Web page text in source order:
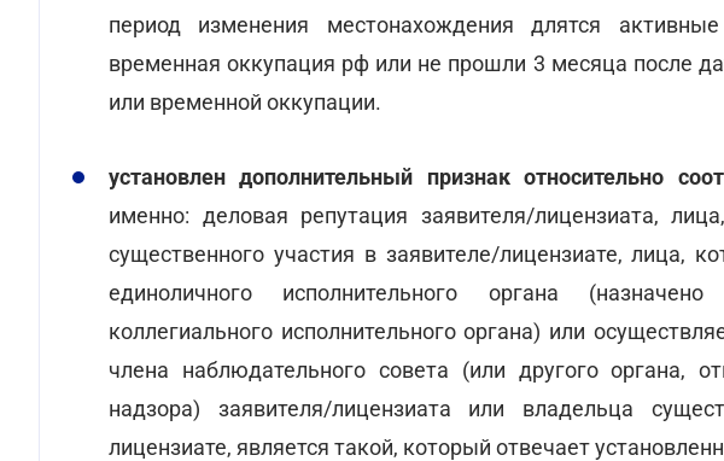
период изменения местонахождения длятся
временная оккупация рф или не прошли 3 месяца после
или временной оккупации.
установлен дополнительный признак относительно
именно: деловая репутация заявителя/лицензиата,
существенного участия в заявителе/лицензиате, лица,
единоличного исполнительного органа
коллегиального исполнительного органа) или
члена наблюдательного совета (или другого органа,
надзора) заявителя/лицензиата или владельца
лицензиате, является такой, который отвечает